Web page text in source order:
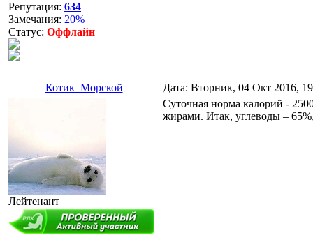
Репутация: 634
Замечания: 20%
Статус: Оффлайн
Котик_Морской Дата: Вторник, 04 Окт 2016,
Лейтенант
Суточная норма калорий -
жирами. Итак, углеводы –